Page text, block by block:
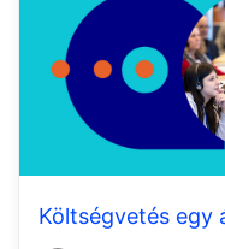
Költségvetés egy